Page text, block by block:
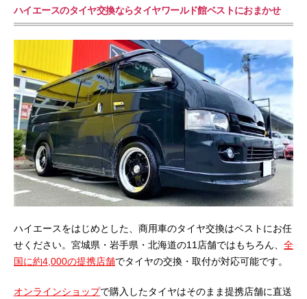
ハイエースのタイヤ交換ならタイヤワールド館ベストにおまかせ
ハイエースをはじめとした、商用車のタイヤ交換はベストにお任
せください。宮城県・岩手県・北海道の11店舗ではもちろん、 全
国に約4,000の提携店舗でタイヤの交換・取付が対応可能です。
オンラインショップで購入したタイヤはそのまま提携店舗に直送